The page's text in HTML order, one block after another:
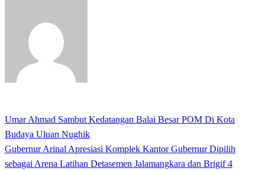
Navigasi
pos
Previous
Post
Umar Ahmad Sambut Kedatangan Balai Besar POM Di Kota
Budaya Uluan Nughik
Next
Post
Gubernur Arinal Apresiasi Komplek Kantor Gubernur Dipilih
sebagai Arena Latihan Detasemen Jalamangkara dan Brigif 4